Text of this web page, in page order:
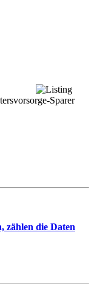
Sparer
zählen die Daten